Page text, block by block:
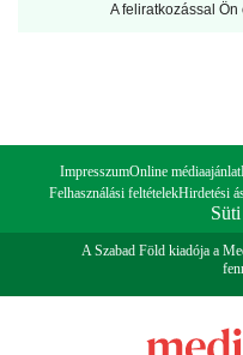
A feliratkozással
ImpresszumOnline médiaajánlat
Felhasználási feltételekHirdetési
A Szabad Föld kiadója a